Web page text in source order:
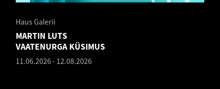
MARTIN LUTS
VAATENURGA KÜSIMUS
11.06.2026- 12.08.2026
Haus Galerii